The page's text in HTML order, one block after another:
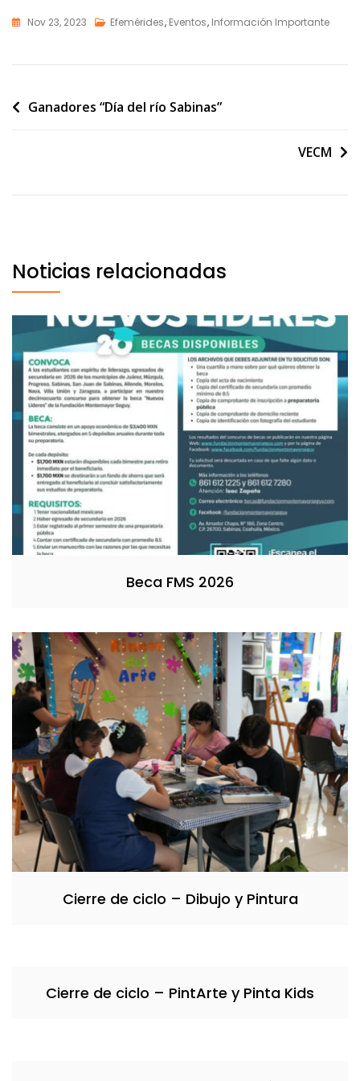
ac
e
b
o
h
at
s
p
e
ss
e
g
m
ai
l
o
m
p
r
Nov 23, 2023 Efemérides, Eventos, Información Importante
Ganadores “Día del río Sabinas”
VECM
Noticias relacionadas
Beca FMS 2026
Cierre de ciclo – Dibujo y Pintura
Cierre de ciclo – PintArte y Pinta Kids